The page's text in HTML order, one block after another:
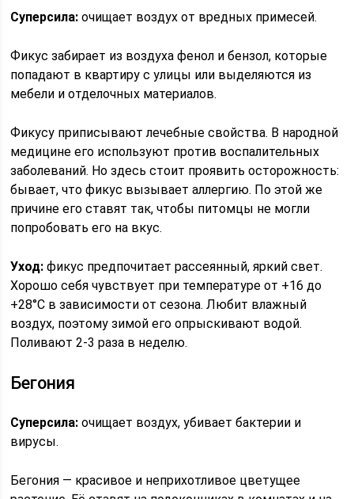
Суперсила: очищает воздух от вредных примесей.
Фикус забирает из воздуха фенол и бензол, которые
попадают в квартиру с улицы или выделяются из
мебели и отделочных материалов.
Фикусу приписывают лечебные свойства. В народной
медицине его используют против воспалительных
заболеваний. Но здесь стоит проявить осторожность:
бывает, что фикус вызывает аллергию. По этой же
причине его ставят так, чтобы питомцы не могли
попробовать его на вкус.
Уход: фикус предпочитает рассеянный, яркий свет.
Хорошо себя чувствует при температуре от +16 до
+28°C в зависимости от сезона. Любит влажный
воздух, поэтому зимой его опрыскивают водой.
Поливают 2-3 раза в неделю.
Бегония
Суперсила: очищает воздух, убивает бактерии и
вирусы.
Бегония — красивое и неприхотливое цветущее